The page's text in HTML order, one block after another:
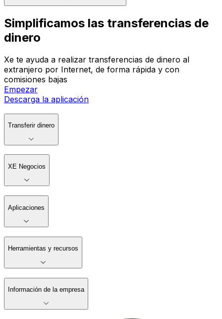
Simplificamos las transferencias de
dinero
Xe te ayuda a realizar transferencias de dinero al
extranjero por Internet, de forma rápida y con
comisiones bajas
Empezar
Descarga la aplicación
Transferir dinero
XE Negocios
Aplicaciones
Herramientas y recursos
Información de la empresa